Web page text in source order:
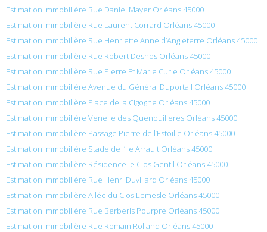
Estimation immobilière Rue Daniel Mayer Orléans 45000
Estimation immobilière Rue Laurent Corrard Orléans 45000
Estimation immobilière Rue Henriette Anne d’Angleterre Orléans 45000
Estimation immobilière Rue Robert Desnos Orléans 45000
Estimation immobilière Rue Pierre Et Marie Curie Orléans 45000
Estimation immobilière Avenue du Général Duportail Orléans 45000
Estimation immobilière Place de la Cigogne Orléans 45000
Estimation immobilière Venelle des Quenouilleres Orléans 45000
Estimation immobilière Passage Pierre de l’Estoille Orléans 45000
Estimation immobilière Stade de l’Ile Arrault Orléans 45000
Estimation immobilière Résidence le Clos Gentil Orléans 45000
Estimation immobilière Rue Henri Duvillard Orléans 45000
Estimation immobilière Allée du Clos Lemesle Orléans 45000
Estimation immobilière Rue Berberis Pourpre Orléans 45000
Estimation immobilière Rue Romain Rolland Orléans 45000